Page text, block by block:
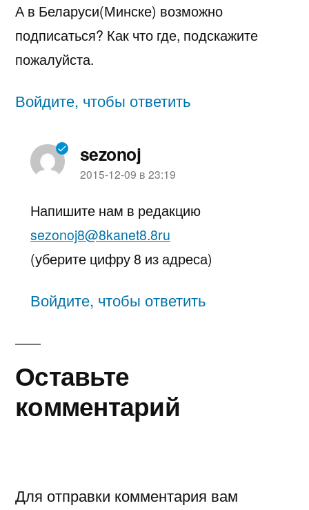
А в Беларуси(Минске) возможно
подписаться? Как что где, подскажите
пожалуйста.
Войдите, чтобы ответить
sezonoj
пишет:
2015-12-09 в 23:19
Напишите нам в редакцию
sezonoj8@8kanet8.8ru
(уберите цифру 8 из адреса)
Войдите, чтобы ответить
Оставьте
комментарий
Для отправки комментария вам